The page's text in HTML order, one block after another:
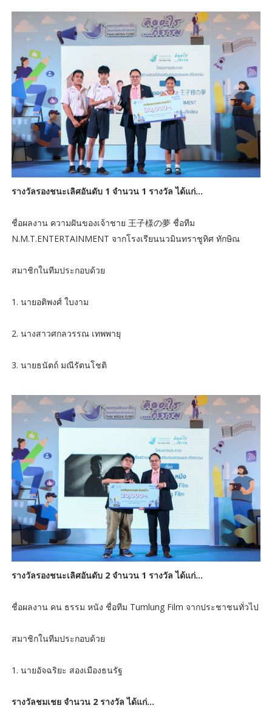
รางวัลรองชนะเลิศอันดับ 1 จำนวน 1 รางวัล ได้แก่…
ชื่อผลงาน ความฝันของเจ้าชาย 王子様の夢 ชื่อทีม
N.M.T.ENTERTAINMENT จากโรงเรียนนวมินทราชูทิศ ทักษิณ
สมาชิกในทีมประกอบด้วย
1. นายอติพงศ์ ใบงาม
2. นางสาวศกลวรรณ เทพพายุ
3. นายธนัตถ์ มณีรัตนโชติ
รางวัลรองชนะเลิศอันดับ 2 จำนวน 1 รางวัล ได้แก่…
ชื่อผลงาน คน ธรรม หนัง ชื่อทีม Tumlung Film จากประชาชนทั่วไป
สมาชิกในทีมประกอบด้วย
1. นายอัจฉริยะ สองเมืองธนรัฐ
รางวัลชมเชย จำนวน 2 รางวัล ได้แก่…